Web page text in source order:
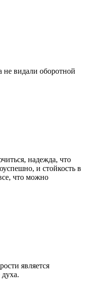
видали оборотной
надежда, что
и стойкость в
что можно
является